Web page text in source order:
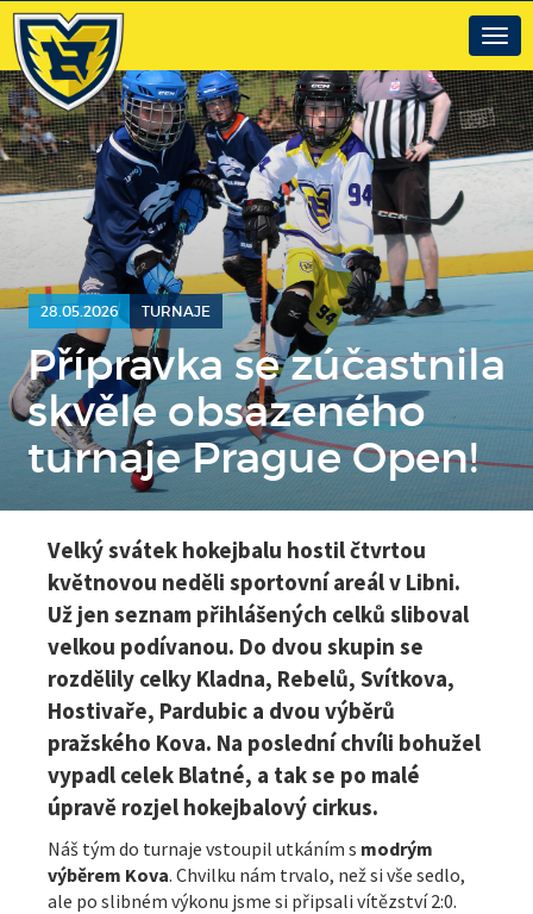
28.05.2026 TURNAJE
Přípravka se zúčastnila
skvěle obsazeného
turnaje Prague Open!
Velký svátek hokejbalu hostil čtvrtou
květnovou neděli sportovní areál v Libni.
Už jen seznam přihlášených celků sliboval
velkou podívanou. Do dvou skupin se
rozdělily celky Kladna, Rebelů, Svítkova,
Hostivaře, Pardubic a dvou výběrů
pražského Kova. Na poslední chvíli bohužel
vypadl celek Blatné, a tak se po malé
úpravě rozjel hokejbalový cirkus.
Náš tým do turnaje vstoupil utkáním s modrým
výběrem Kova. Chvilku nám trvalo, než si vše sedlo,
ale po slibném výkonu jsme si připsali vítězství 2:0.